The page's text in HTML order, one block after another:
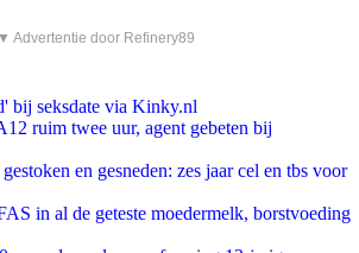
▼ Advertentie door Refinery89
bij seksdate via Kinky.nl
ruim twee uur, agent gebeten bij
en gesneden: zes jaar cel en tbs voor
in al de geteste moedermelk, borstvoeding